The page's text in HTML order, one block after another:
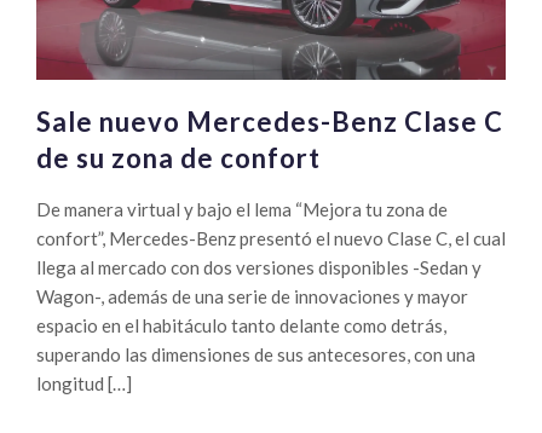
Sale nuevo Mercedes-Benz Clase C
de su zona de confort
De manera virtual y bajo el lema “Mejora tu zona de
confort”, Mercedes-Benz presentó el nuevo Clase C, el cual
llega al mercado con dos versiones disponibles -Sedan y
Wagon-, además de una serie de innovaciones y mayor
espacio en el habitáculo tanto delante como detrás,
superando las dimensiones de sus antecesores, con una
longitud […]